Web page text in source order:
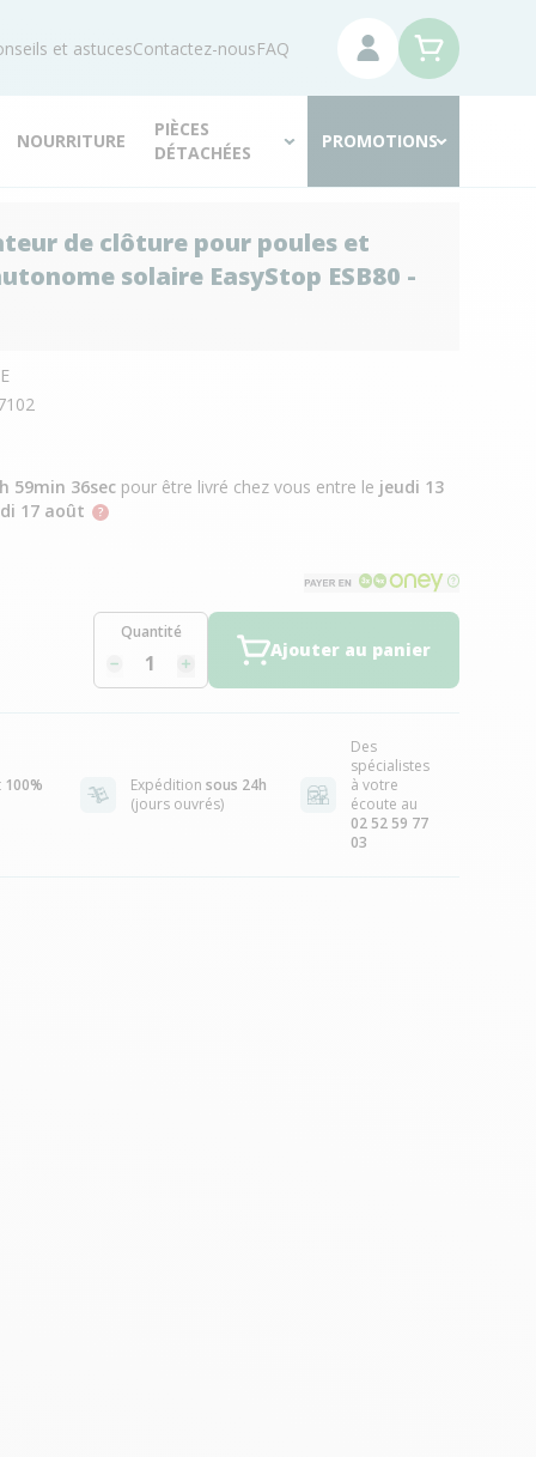
et astucesContactez-nousFAQ
NOURRITURE
PIÈCES
DÉTACHÉES
PROMOTIONS
de clôture pour poules et
solaire EasyStop ESB80 -
59min 35secpour être livré chez vous entre le jeudi 13
17 août
Quantité
Ajouter au panier
100%
Expédition sous 24h
(jours ouvrés)
Des
spécialistes
à votre
écoute au
02 52 59 77
03